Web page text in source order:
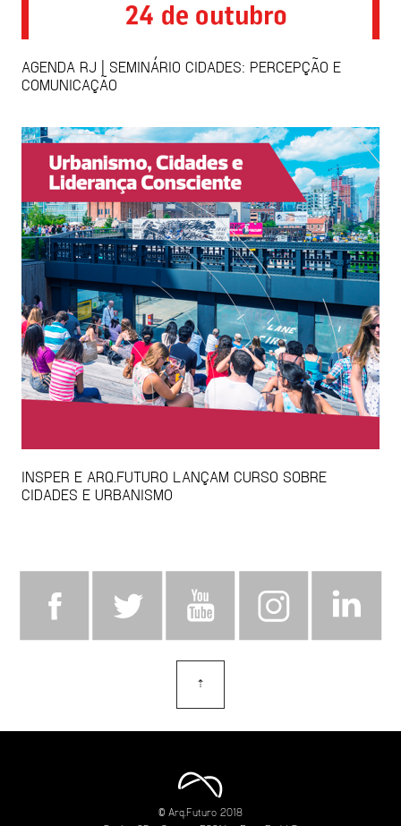
AGENDA RJ | SEMINÁRIO CIDADES: PERCEPÇÃO E
COMUNICAÇÃO
INSPER E ARQ.FUTURO LANÇAM CURSO SOBRE
CIDADES E URBANISMO
⇡
© Arq.Futuro 2018